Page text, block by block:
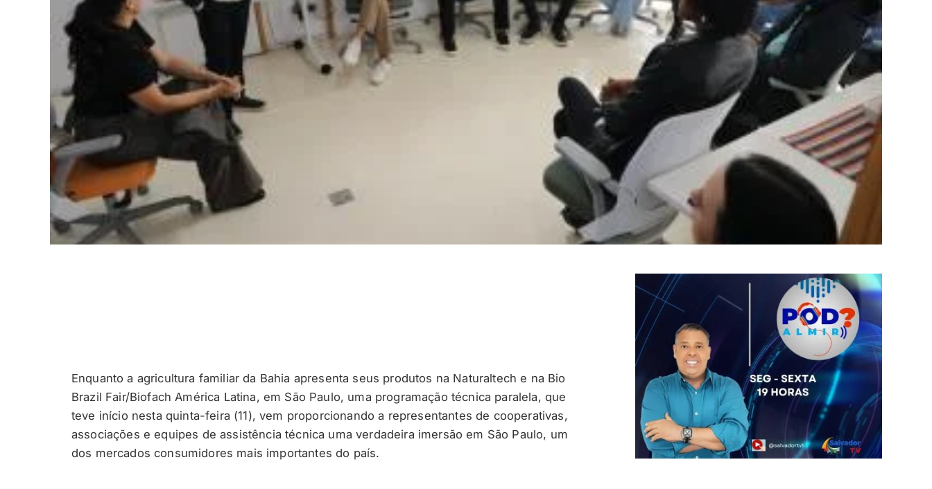
Enquanto a agricultura familiar da Bahia apresenta seus produtos na Naturaltech e na Bio
Brazil Fair/Biofach América Latina, em São Paulo, uma programação técnica paralela, que
teve início nesta quinta-feira (11), vem proporcionando a representantes de cooperativas,
associações e equipes de assistência técnica uma verdadeira imersão em São Paulo, um
dos mercados consumidores mais importantes do país.